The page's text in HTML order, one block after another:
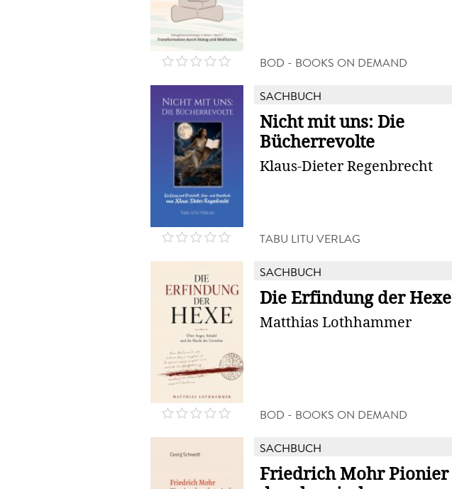
BOD - BOOKS ON DEMAND
SACHBUCH
Nicht mit uns: Die
Bücherrevolte
Klaus-Dieter Regenbrecht
TABU LITU VERLAG
SACHBUCH
Die Erfindung der Hexe
Matthias Lothhammer
BOD - BOOKS ON DEMAND
SACHBUCH
Friedrich Mohr Pionier